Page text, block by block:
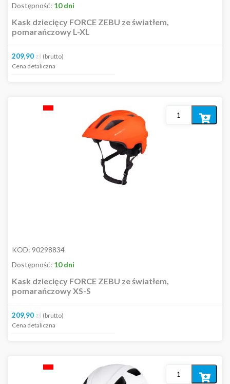
Dostępność: 10 dni
Kask dziecięcy FORCE ZEBU ze światłem,
pomarańczowy L-XL
209,90 zł (brutto)
Cena detaliczna
KOD: 90298834
Dostępność: 10 dni
Kask dziecięcy FORCE ZEBU ze światłem,
pomarańczowy XS-S
209,90 zł (brutto)
Cena detaliczna
Dodaj
Dodaj